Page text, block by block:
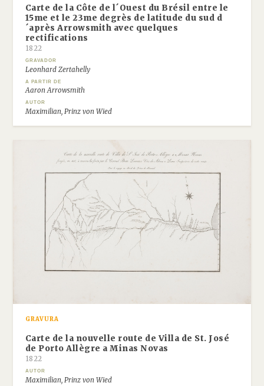
Carte de la Côte de l´Ouest du Brésil entre le
15me et le 23me degrès de latitude du sud d
´après Arrowsmith avec quelques
rectifications
1822
GRAVADOR
Leonhard Zertahelly
A PARTIR DE
Aaron Arrowsmith
AUTOR
Maximilian, Prinz von Wied
GRAVURA
Carte de la nouvelle route de Villa de St. José
de Porto Allègre a Minas Novas
1822
AUTOR
Maximilian, Prinz von Wied